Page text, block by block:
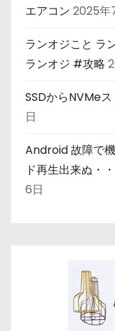
エアコン 2025年
ランオジこと
ランオジ #攻略
SSDからNVMe
日
Android 故障で
ド再生出来ぬ
6日